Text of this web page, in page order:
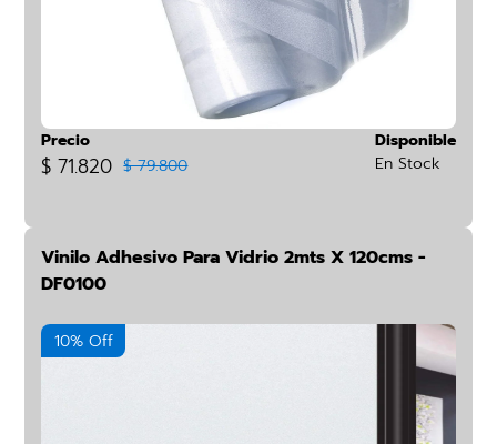
Precio
$ 71.820 $ 79.800
Disponible
En Stock
Vinilo Adhesivo Para Vidrio 2mts X 120cms -
DF0100
10% Off